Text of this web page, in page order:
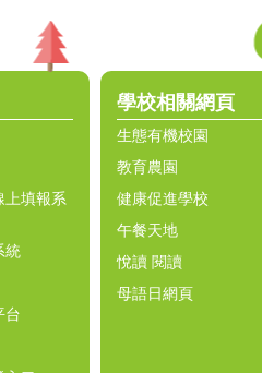
上填報系
統
台
學校相關網頁
生態有機校園
教育農園
健康促進學校
午餐天地
悅讀 閱讀
母語日網頁